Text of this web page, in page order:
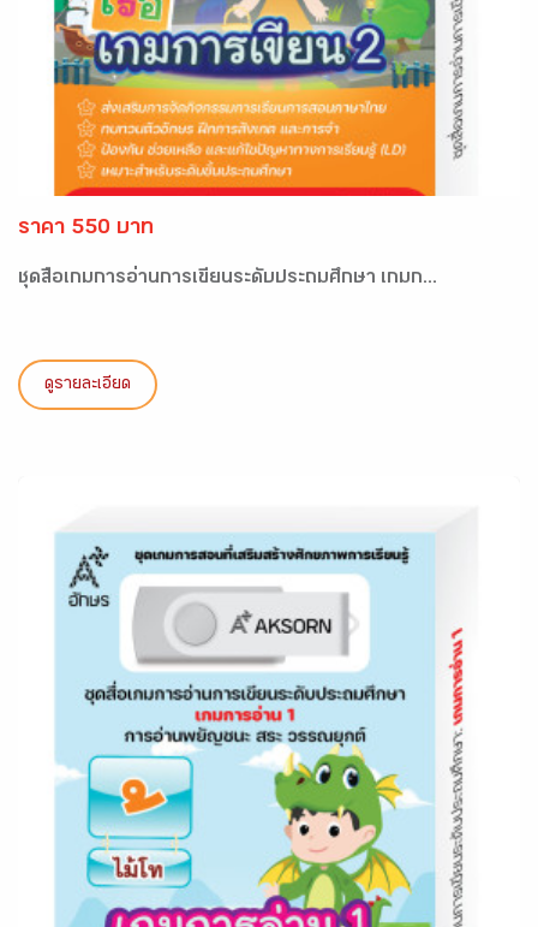
ราคา 550 บาท
ชุดสื่อเกมการอ่านการเขียนระดับประถมศึกษา เกมก...
ดูรายละเอียด